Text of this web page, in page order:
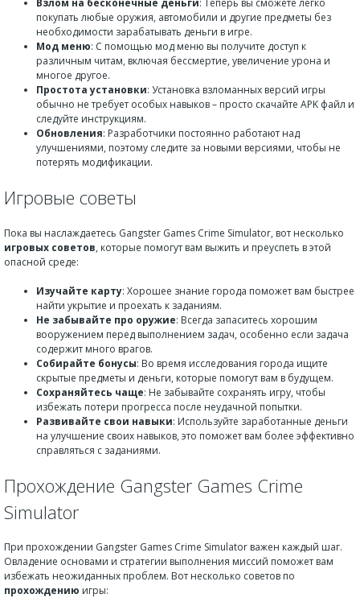
Взлом на бесконечные деньги: Теперь вы сможете легко
покупать любые оружия, автомобили и другие предметы без
необходимости зарабатывать деньги в игре.
Мод меню: С помощью мод меню вы получите доступ к
различным читам, включая бессмертие, увеличение урона и
многое другое.
Простота установки: Установка взломанных версий игры
обычно не требует особых навыков – просто скачайте APK файл и
следуйте инструкциям.
Обновления: Разработчики постоянно работают над
улучшениями, поэтому следите за новыми версиями, чтобы не
потерять модификации.
Игровые советы
Пока вы наслаждаетесь Gangster Games Crime Simulator, вот несколько
игровых советов, которые помогут вам выжить и преуспеть в этой
опасной среде:
Изучайте карту: Хорошее знание города поможет вам быстрее
найти укрытие и проехать к заданиям.
Не забывайте про оружие: Всегда запаситесь хорошим
вооружением перед выполнением задач, особенно если задача
содержит много врагов.
Собирайте бонусы: Во время исследования города ищите
скрытые предметы и деньги, которые помогут вам в будущем.
Сохраняйтесь чаще: Не забывайте сохранять игру, чтобы
избежать потери прогресса после неудачной попытки.
Развивайте свои навыки: Используйте заработанные деньги
на улучшение своих навыков, это поможет вам более эффективно
справляться с заданиями.
Прохождение Gangster Games Crime
Simulator
При прохождении Gangster Games Crime Simulator важен каждый шаг.
Овладение основами и стратегии выполнения миссий поможет вам
избежать неожиданных проблем. Вот несколько советов по
прохождению игры: